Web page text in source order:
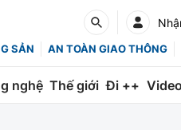
SẢN AN TOÀN GIAO THÔNG
nghệ Thế giới Đi ++ Video